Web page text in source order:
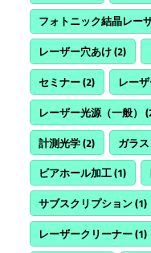
フォトニック結晶レー
レーザー穴あけ(2)
セミナー(2) レー
レーザー光源（一般）
計測光学(2) ガラ
ビアホール加工(1)
サブスクリプション(1)
レーザークリーナー(1)